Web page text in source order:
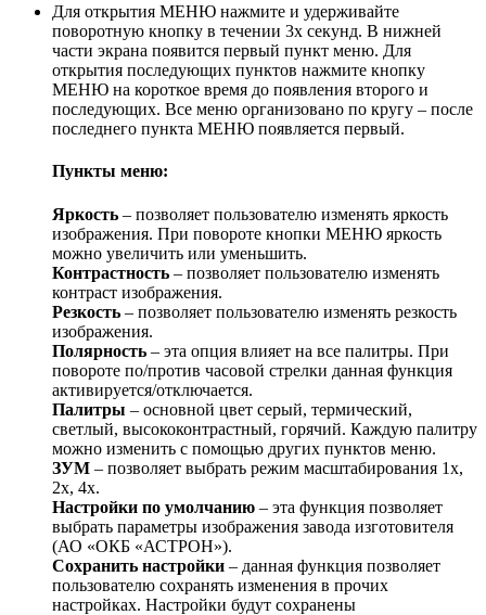
Для открытия МЕНЮ нажмите и удерживайте
поворотную кнопку в течении 3х секунд. В нижней
части экрана появится первый пункт меню. Для
открытия последующих пунктов нажмите кнопку
МЕНЮ на короткое время до появления второго и
последующих. Все меню организовано по кругу – после
последнего пункта МЕНЮ появляется первый.
Пункты меню:
Яркость – позволяет пользователю изменять яркость
изображения. При повороте кнопки МЕНЮ яркость
можно увеличить или уменьшить.
Контрастность – позволяет пользователю изменять
контраст изображения.
Резкость – позволяет пользователю изменять резкость
изображения.
Полярность – эта опция влияет на все палитры. При
повороте по/против часовой стрелки данная функция
активируется/отключается.
Палитры – основной цвет серый, термический,
светлый, высококонтрастный, горячий. Каждую палитру
можно изменить с помощью других пунктов меню.
ЗУМ – позволяет выбрать режим масштабирования 1х,
2х, 4х.
Настройки по умолчанию – эта функция позволяет
выбрать параметры изображения завода изготовителя
(АО «ОКБ «АСТРОН»).
Сохранить настройки – данная функция позволяет
пользователю сохранять изменения в прочих
настройках. Настройки будут сохранены